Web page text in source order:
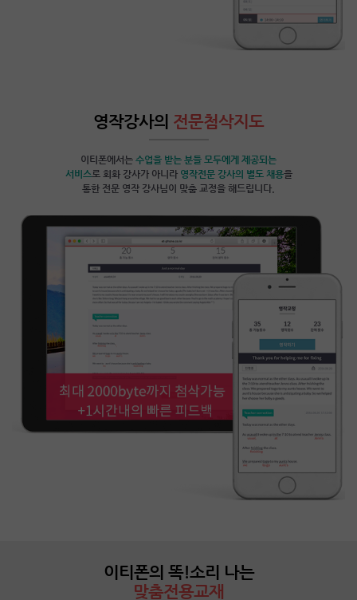
영작강사의 전문첨삭지도
이티폰에서는 수업을 받는 분들 모두에게 제공되는
서비스로 회화 강사가 아니라 영작전문 강사의 별도 채용을
통한 전문 영작 강사님이 맞춤 교정을 해드립니다.
이티폰의 똑!소리 나는
맞춤전용교재